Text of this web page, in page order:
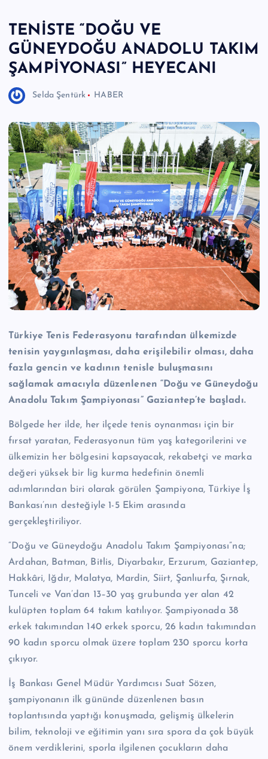
e
r
I
Ö
g
ü
n
H
a
b
e
ri
n
M
r
k
e
zi
TENİSTE “DOĞU VE
GÜNEYDOĞU ANADOLU TAKIM
ŞAMPİYONASI” HEYECANI
Selda Şentürk HABER
Türkiye Tenis Federasyonu tarafından ülkemizde
tenisin yaygınlaşması, daha erişilebilir olması, daha
fazla gencin ve kadının tenisle buluşmasını
sağlamak amacıyla düzenlenen “Doğu ve Güneydoğu
Anadolu Takım Şampiyonası” Gaziantep’te başladı.
Bölgede her ilde, her ilçede tenis oynanması için bir
fırsat yaratan, Federasyonun tüm yaş kategorilerini ve
ülkemizin her bölgesini kapsayacak, rekabetçi ve marka
değeri yüksek bir lig kurma hedefinin önemli
adımlarından biri olarak görülen Şampiyona, Türkiye İş
Bankası’nın desteğiyle 1-5 Ekim arasında
gerçekleştiriliyor.
“Doğu ve Güneydoğu Anadolu Takım Şampiyonası”na;
Ardahan, Batman, Bitlis, Diyarbakır, Erzurum, Gaziantep,
Hakkâri, Iğdır, Malatya, Mardin, Siirt, Şanlıurfa, Şırnak,
Tunceli ve Van’dan 13–30 yaş grubunda yer alan 42
kulüpten toplam 64 takım katılıyor. Şampiyonada 38
erkek takımından 140 erkek sporcu, 26 kadın takımından
90 kadın sporcu olmak üzere toplam 230 sporcu korta
çıkıyor.
İş Bankası Genel Müdür Yardımcısı Suat Sözen,
şampiyonanın ilk gününde düzenlenen basın
toplantısında yaptığı konuşmada, gelişmiş ülkelerin
bilim, teknoloji ve eğitimin yanı sıra spora da çok büyük
önem verdiklerini, sporla ilgilenen çocukların daha